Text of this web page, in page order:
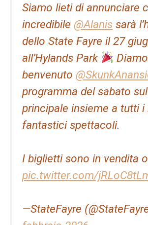
Siamo lieti di annunciare
incredibile @Alanis sarà
dello State Fayre il 27
all’Hylands Park
benvenuto
programma del sabato
principale insieme a tutti i
fantastici spettacoli.
I biglietti sono in vendita
pic.twitter.com/
—StateFayre